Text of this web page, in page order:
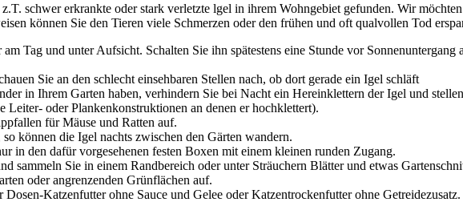
schwer erkrankte oder stark verletzte lgel in ihrem Wohngebiet gefunden. Wir
können Sie den Tieren viele Schmerzen oder den frühen und oft qualvollen Tod
Tag und unter Aufsicht. Schalten Sie ihn spätestens eine Stunde vor Sonnenuntergang
Sie an den schlecht einsehbaren Stellen nach, ob dort gerade ein Igel schläft
in Ihrem Garten haben, verhindern Sie bei Nacht ein Hereinklettern der Igel und
oder Plankenkonstruktionen an denen er hochklettert).
für Mäuse und Ratten auf.
können die Igel nachts zwischen den Gärten wandern.
in den dafür vorgesehenen festen Boxen mit einem kleinen runden Zugang.
sammeln Sie in einem Randbereich oder unter Sträuchern Blätter und etwas
oder angrenzenden Grünflächen auf.
Katzenfutter ohne Sauce und Gelee oder Katzentrockenfutter ohne Getreidezusatz.